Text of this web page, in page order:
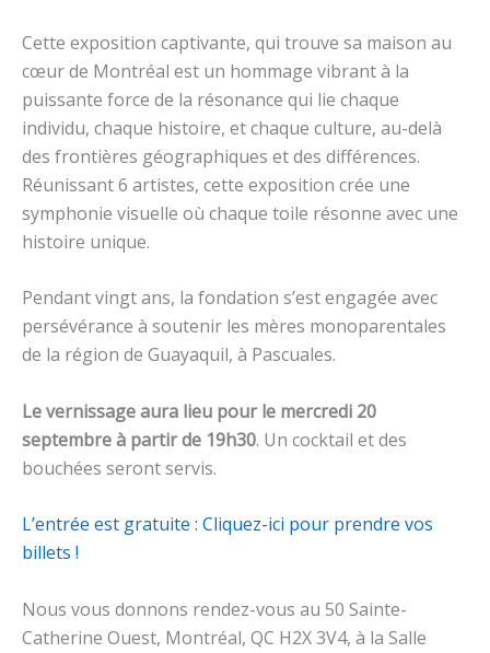
Cette exposition captivante, qui trouve sa maison au
cœur de Montréal est un hommage vibrant à la
puissante force de la résonance qui lie chaque
individu, chaque histoire, et chaque culture, au-delà
des frontières géographiques et des différences.
Réunissant 6 artistes, cette exposition crée une
symphonie visuelle où chaque toile résonne avec une
histoire unique.
Pendant vingt ans, la fondation s’est engagée avec
persévérance à soutenir les mères monoparentales
de la région de Guayaquil, à Pascuales.
Le vernissage aura lieu pour le mercredi 20
septembre à partir de 19h30. Un cocktail et des
bouchées seront servis.
L’entrée est gratuite : Cliquez-ici pour prendre vos
billets !
Nous vous donnons rendez-vous au 50 Sainte-
Catherine Ouest, Montréal, QC H2X 3V4, à la Salle